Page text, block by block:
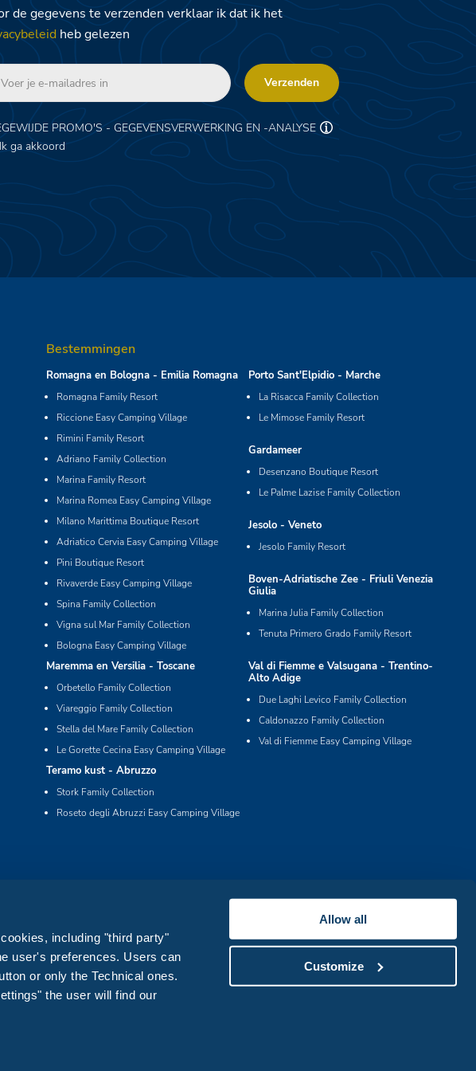
including "third party"
user's preferences. Users can
or only the Technical ones.
the user will find our
Allow all
Customize
de gegevens te verzenden verklaar ik dat ik het
heb gelezen
Verzenden
PROMO'S - GEGEVENSVERWERKING EN -ANALYSE
Ik ga akkoord
Bestemmingen
Romagna en Bologna - Emilia Romagna
Romagna Family Resort
Riccione Easy Camping Village
Rimini Family Resort
Adriano Family Collection
Marina Family Resort
Marina Romea Easy Camping Village
Milano Marittima Boutique Resort
Adriatico Cervia Easy Camping Village
Pini Boutique Resort
Rivaverde Easy Camping Village
Spina Family Collection
Vigna sul Mar Family Collection
Bologna Easy Camping Village
Maremma en Versilia - Toscane
Orbetello Family Collection
Viareggio Family Collection
Stella del Mare Family Collection
Le Gorette Cecina Easy Camping Village
Teramo kust - Abruzzo
Stork Family Collection
Roseto degli Abruzzi Easy Camping Village
Porto Sant'Elpidio - Marche
La Risacca Family Collection
Le Mimose Family Resort
Gardameer
Desenzano Boutique Resort
Le Palme Lazise Family Collection
Jesolo - Veneto
Jesolo Family Resort
Boven-Adriatische Zee - Friuli Venezia
Giulia
Marina Julia Family Collection
Tenuta Primero Grado Family Resort
Val di Fiemme e Valsugana - Trentino-
Alto Adige
Due Laghi Levico Family Collection
Caldonazzo Family Collection
Val di Fiemme Easy Camping Village